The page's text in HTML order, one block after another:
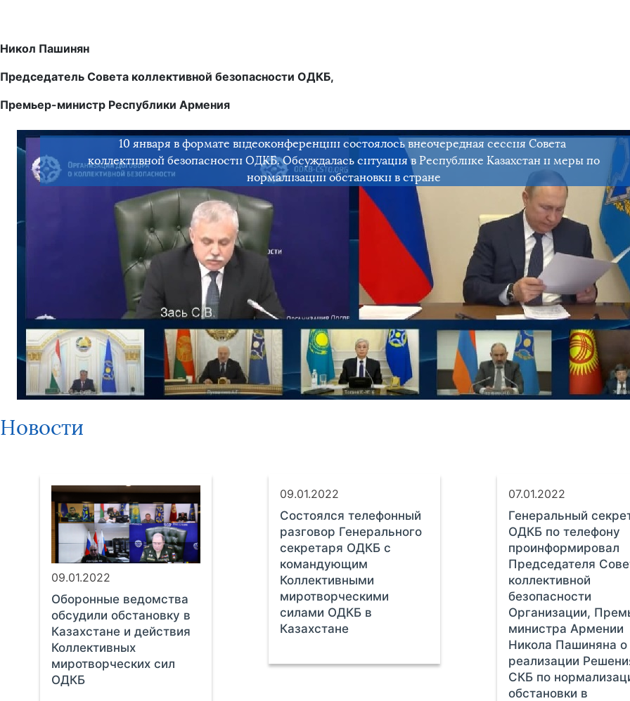
Никол Пашинян
Председатель Совета коллективной безопасности ОДКБ,
Премьер-министр Республики Армения
10 января в формате видеоконференции состоялось внеочередная сессия Совета
коллективной безопасности ОДКБ. Обсуждалась ситуация в Республике Казахстан и меры по
нормализации обстановки в стране
Новости
09.01.2022
Оборонные ведомства
обсудили обстановку в
Казахстане и действия
Коллективных
миротворческих сил
ОДКБ
09.01.2022
Состоялся телефонный
разговор Генерального
секретаря ОДКБ с
командующим
Коллективными
миротворческими
силами ОДКБ в
Казахстане
07.01.2022
Генеральный
ОДКБ по телефону
проинформировал
Председателя
коллективной
безопасности
Организации,
министра Армении
Никола Пашиняна о
реализации
СКБ по
обстановки в